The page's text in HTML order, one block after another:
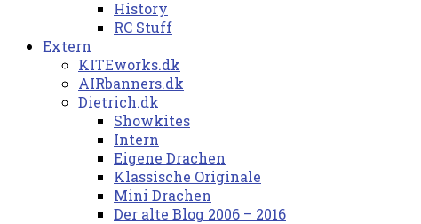
History
RC Stuff
Extern
KITEworks.dk
AIRbanners.dk
Dietrich.dk
Showkites
Intern
Eigene Drachen
Klassische Originale
Mini Drachen
Der alte Blog 2006 – 2016